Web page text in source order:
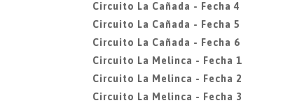
Circuito La Cañada - Fecha 4
Circuito La Cañada - Fecha 5
Circuito La Cañada - Fecha 6
Circuito La Melinca - Fecha 1
Circuito La Melinca - Fecha 2
Circuito La Melinca - Fecha 3